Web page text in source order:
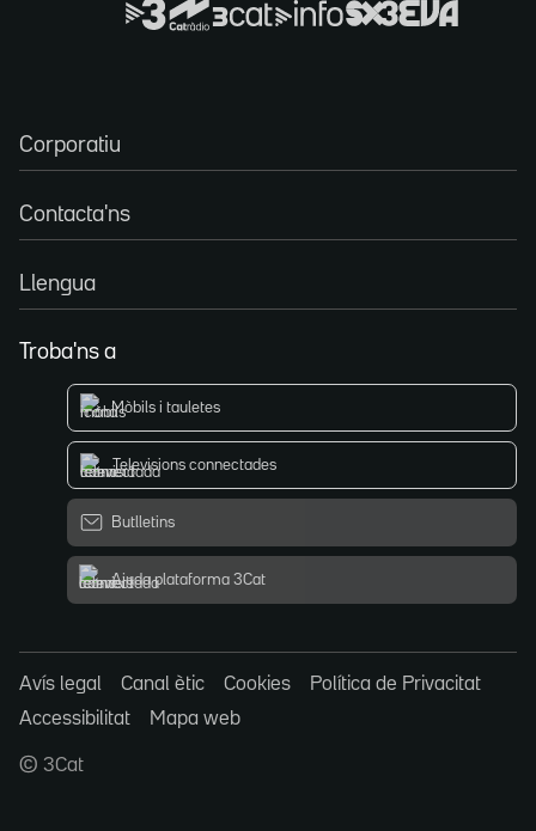
Corporatiu
Contacta'ns
Llengua
Troba'ns a
Mòbils i tauletes
Televisions connectades
Butlletins
Ajuda plataforma 3Cat
Avís legal Canal ètic Cookies
Política de Privacitat
Accessibilitat
Mapa web
© 3Cat